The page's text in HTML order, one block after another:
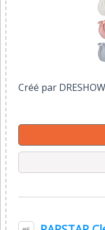
Créé par DRESHOW